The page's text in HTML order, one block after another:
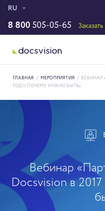
RU
8 800 505-05-65
ГЛАВНАЯ / МЕРОПРИЯТИЯ /
ВЕБИНАР
ГОДУ. ПОЧЕМУ НУЖНО БЫТЬ»
Вебинар
Docsvision в